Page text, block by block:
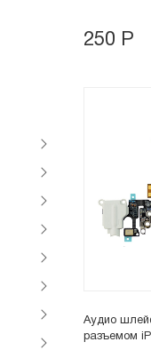
250 Р
Аудио
разъемом